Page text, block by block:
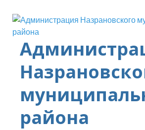
района